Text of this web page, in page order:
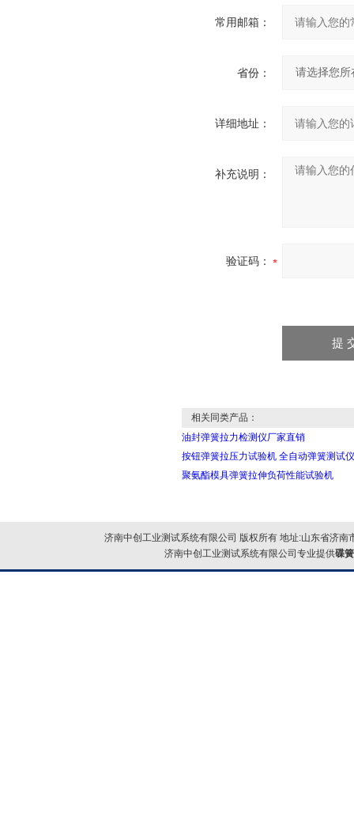
常用邮箱：
省份：
详细地址：
补充说明：
验证码：
相关同类产品：
油封弹簧拉力检测仪厂家直销
按钮弹簧拉压力试验机 全自动弹簧测试仪
聚氨酯模具弹簧拉伸负荷性能试验机
济南中创工业测试系统有限公司 版权所有 地址:山东省济
济南中创工业测试系统有限公司专业提供碟